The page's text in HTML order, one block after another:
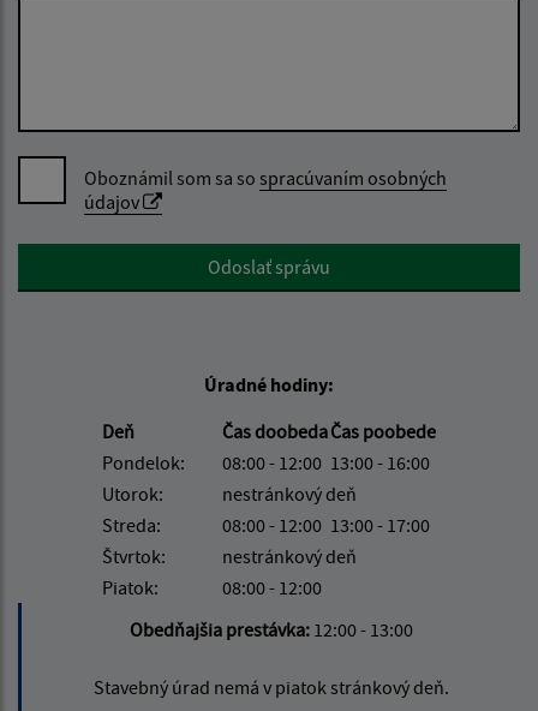
Oboznámil som sa so spracúvaním osobných
údajov
Google reCaptcha ResponseOdoslať správu
Úradné hodiny:
Deň
Čas doobedaČas poobede
Pondelok:
08:00 - 12:00 13:00 - 16:00
Utorok:
nestránkový deň
Streda:
08:00 - 12:00 13:00 - 17:00
Štvrtok:
nestránkový deň
Piatok:
08:00 - 12:00
Obedňajšia prestávka: 12:00 - 13:00
Stavebný úrad nemá v piatok stránkový deň.